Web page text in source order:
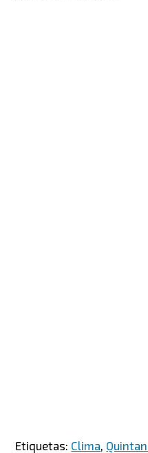
Etiquetas: Clima